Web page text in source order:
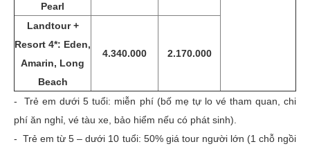
Pearl
Landtour +
Resort 4*: Eden,
Amarin, Long
Beach
4.340.000 2.170.000
- Trẻ em dưới 5 tuổi: miễn phí (bố mẹ tự lo vé tham quan, chi
phí ăn nghỉ, vé tàu xe, bảo hiểm nếu có phát sinh).
- Trẻ em từ 5 – dưới 10 tuổi: 50% giá tour người lớn (1 chỗ ngồi